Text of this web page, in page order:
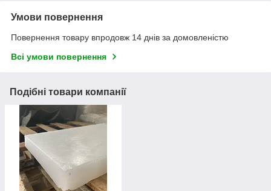
Умови повернення
Повернення товару впродовж 14 днів за домовленістю
Всі умови повернення
Подібні товари компанії